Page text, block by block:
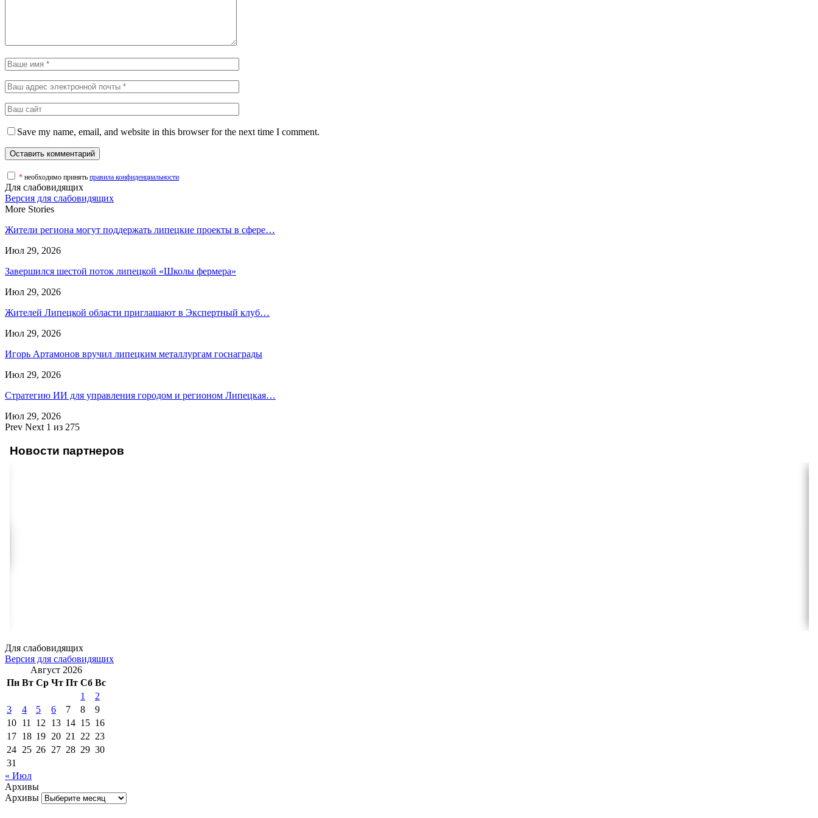
Save my name, email, and website in this browser for the next time I comment.
* необходимо принять правила конфиденциальности
Для слабовидящих
Версия для слабовидящих
More Stories
Жители региона могут поддержать липецкие проекты в сфере…
Июл 29, 2026
Завершился шестой поток липецкой «Школы фермера»
Июл 29, 2026
Жителей Липецкой области приглашают в Экспертный клуб…
Июл 29, 2026
Игорь Артамонов вручил липецким металлургам госнаграды
Июл 29, 2026
Стратегию ИИ для управления городом и регионом Липецкая…
Июл 29, 2026
Prev Next 1 из 275
Новости партнеров
Для слабовидящих
Версия для слабовидящих
Август 2026
Пн Вт Ср Чт Пт Сб Вс
1
2
3
4 5 6 7 8
9
10 11 12 13 14 15 16
17 18 19 20 21 22 23
24 25 26 27 28 29 30
31
« Июл
Архивы
Архивы